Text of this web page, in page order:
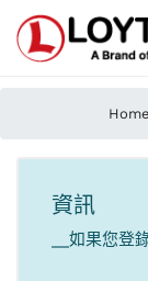
Home
資訊
__如果您登